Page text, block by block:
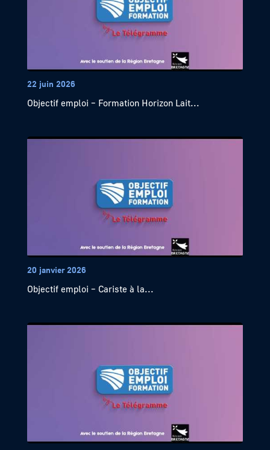
22 juin 2026
Objectif emploi – Formation Horizon Lait...
20 janvier 2026
Objectif emploi – Cariste à la...